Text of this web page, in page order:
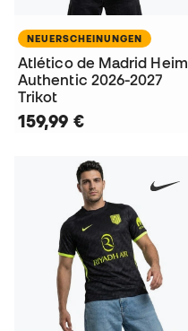
NEUERSCHEINUNGEN
Atlético de Madrid Heim
Authentic 2026-2027
Trikot
159,99 €